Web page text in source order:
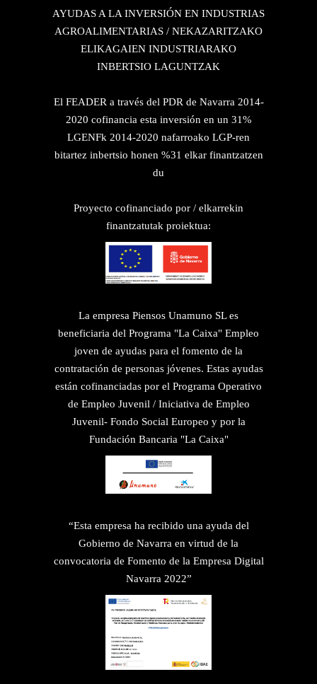
AYUDAS A LA INVERSIÓN EN INDUSTRIAS
AGROALIMENTARIAS / NEKAZARITZAKO
ELIKAGAIEN INDUSTRIARAKO
INBERTSIO LAGUNTZAK
El FEADER a través del PDR de Navarra 2014-
2020 cofinancia esta inversión en un 31%
LGENFk 2014-2020 nafarroako LGP-ren
bitartez inbertsio honen %31 elkar finantzatzen
du
Proyecto cofinanciado por / elkarrekin
finantzatutak proiektua:
La empresa Piensos Unamuno SL es
beneficiaria del Programa "La Caixa" Empleo
joven de ayudas para el fomento de la
contratación de personas jóvenes. Estas ayudas
están cofinanciadas por el Programa Operativo
de Empleo Juvenil / Iniciativa de Empleo
Juvenil- Fondo Social Europeo y por la
Fundación Bancaria "La Caixa"
“Esta empresa ha recibido una ayuda del
Gobierno de Navarra en virtud de la
convocatoria de Fomento de la Empresa Digital
Navarra 2022”